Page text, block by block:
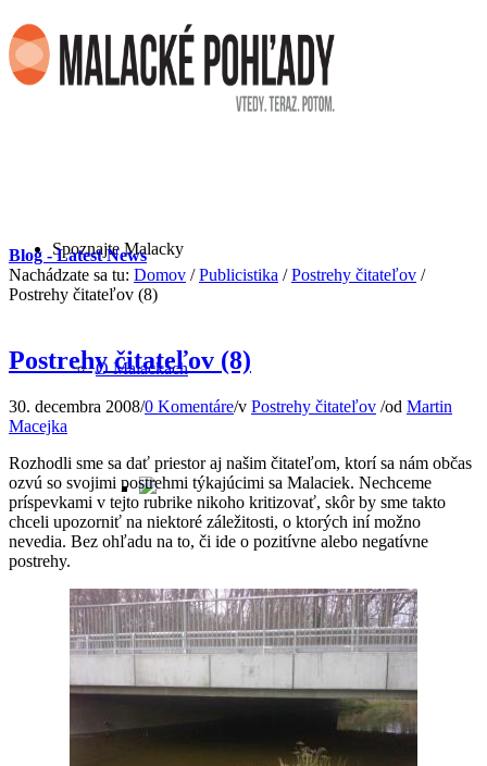
Spoznajte Malacky
O Malackách
Odkiaľ pochádza názov mesta
Blog - Latest News
Nachádzate sa tu: Domov / Publicistika / Postrehy čitateľov /
Postrehy čitateľov (8)
Postrehy čitateľov (8)
30. decembra 2008/0 Komentáre/v Postrehy čitateľov /od Martin
Macejka
Rozhodli sme sa dať priestor aj našim čitateľom, ktorí sa nám občas
ozvú so svojimi postrehmi týkajúcimi sa Malaciek. Nechceme
príspevkami v tejto rubrike nikoho kritizovať, skôr by sme takto
chceli upozorniť na niektoré záležitosti, o ktorých iní možno
nevedia. Bez ohľadu na to, či ide o pozitívne alebo negatívne
postrehy.